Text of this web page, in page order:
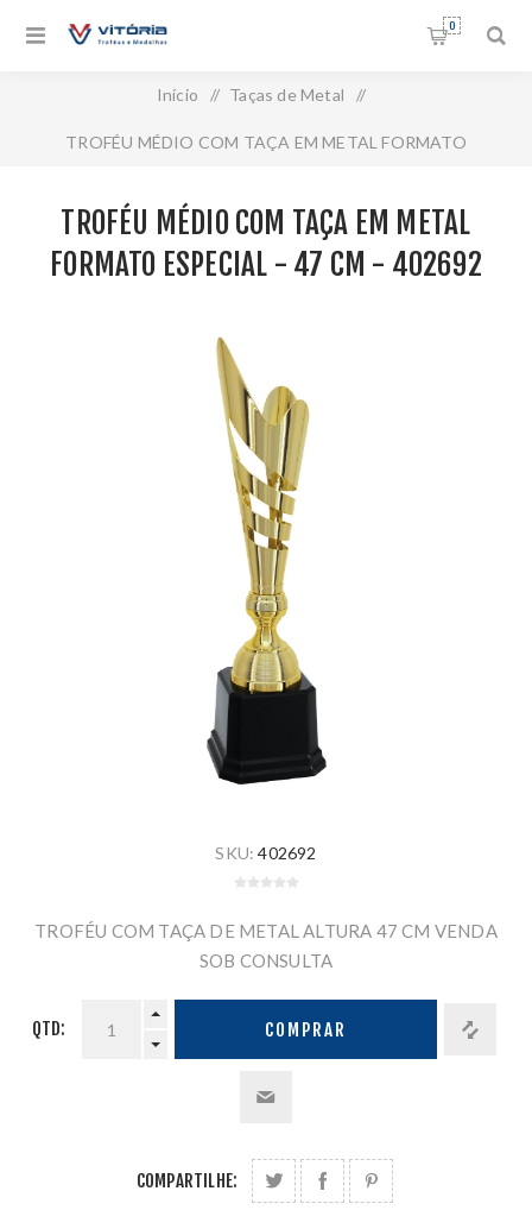
0
Início / Taças de Metal /
TROFÉU MÉDIO COM TAÇA EM METAL FORMATO
TROFÉU MÉDIO COM TAÇA EM METAL
FORMATO ESPECIAL - 47 CM - 402692
SKU: 402692
TROFÉU COM TAÇA DE METAL ALTURA 47 CM VENDA
SOB CONSULTA
QTD: COMPRAR
COMPARTILHE: